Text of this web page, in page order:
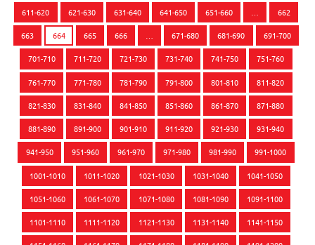
611-620 621-630 631-640 641-650 651-660 662
663 664 665 666 671-680 681-690 691-700
701-710 711-720 721-730 731-740 741-750 751-760
761-770 771-780 781-790 791-800 801-810 811-820
821-830 831-840 841-850 851-860 861-870 871-880
881-890 891-900 901-910 911-920 921-930 931-940
941-950 951-960 961-970 971-980 981-990 991-1000
1001-1010 1011-1020 1021-1030 1031-1040 1041-1050
1051-1060 1061-1070 1071-1080 1081-1090 1091-1100
1101-1110 1111-1120 1121-1130 1131-1140 1141-1150